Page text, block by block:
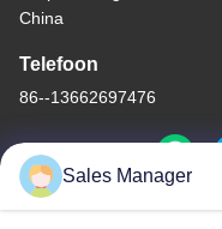
China
Telefoon
86--13662697476
Sales Manager